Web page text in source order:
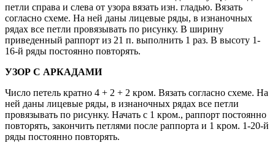
петли справа и слева от узора вязать изн. гладью. Вязать
согласно схеме. На ней даны лицевые ряды, в изнаночных
рядах все петли провязывать по рисунку. В ширину
приведенный раппорт из 21 п. выполнить 1 раз. В высоту 1-
16-й ряды постоянно повторять.
УЗОР С АРКАДАМИ
Число петель кратно 4 + 2 + 2 кром. Вязать согласно схеме. На
ней даны лицевые ряды, в изнаночных рядах все петли
провязывать по рисунку. Начать с 1 кром., раппорт постоянно
повторять, закончить петлями после раппорта и 1 кром. 1-20-й
ряды постоянно повторять.